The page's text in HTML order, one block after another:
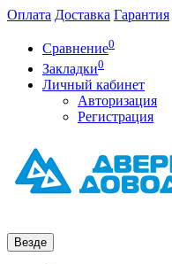
Оплата Доставка Гарантия
Сравнение0
Закладки0
Личный кабинет
Авторизация
Регистрация
Везде